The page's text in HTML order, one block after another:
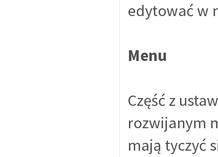
edytować w
Menu
Część z
rozwijanym
mają tyczyć